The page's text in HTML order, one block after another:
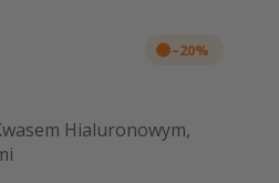
–20%
Hialuronowym,